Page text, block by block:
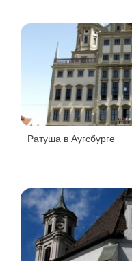
Ратуша в Аугсбурге